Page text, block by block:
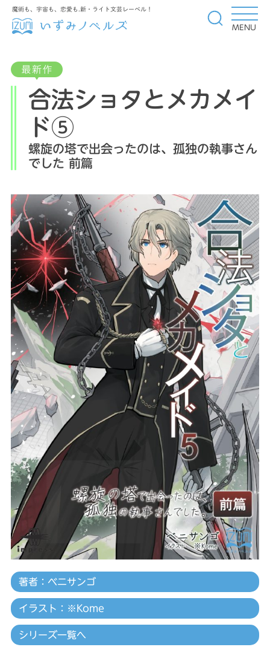
MENU
魔術も、宇宙も、恋愛も.新・ライト文芸レーベル！
合法ショタとメカメイ
ド⑤
螺旋の塔で出会ったのは、孤独の執事さん
でした 前篇
著者：ベニサンゴ
イラスト：※Kome
シリーズ一覧へ